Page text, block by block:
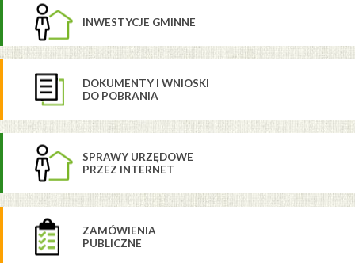
INWESTYCJE GMINNE
DOKUMENTY I WNIOSKI
DO POBRANIA
SPRAWY URZĘDOWE
PRZEZ INTERNET
ZAMÓWIENIA
PUBLICZNE